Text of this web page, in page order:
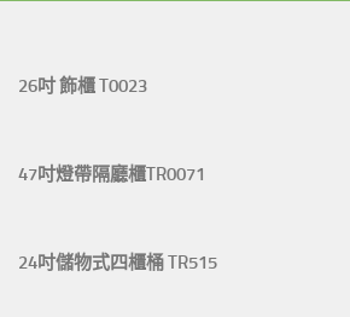
26吋 飾櫃 T0023
47吋燈帶隔廳櫃TR0071
24吋儲物式四櫃桶 TR515